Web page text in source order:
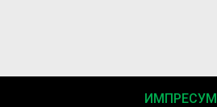
ИМПРЕСУМ